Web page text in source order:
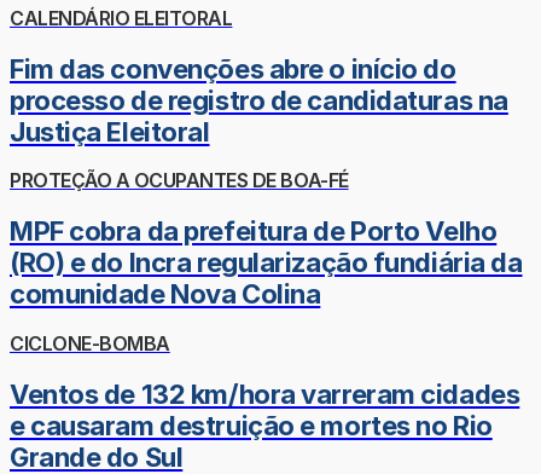
CALENDÁRIO ELEITORAL
Fim das convenções abre o início do
processo de registro de candidaturas na
Justiça Eleitoral
PROTEÇÃO A OCUPANTES DE BOA-FÉ
MPF cobra da prefeitura de Porto Velho
(RO) e do Incra regularização fundiária da
comunidade Nova Colina
CICLONE-BOMBA
Ventos de 132 km/hora varreram cidades
e causaram destruição e mortes no Rio
Grande do Sul